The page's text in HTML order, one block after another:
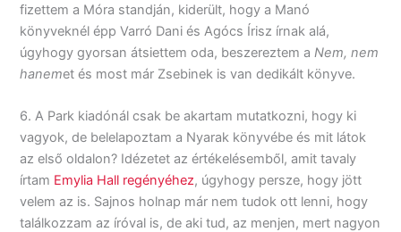
fizettem a Móra standján, kiderült, hogy a Manó
könyveknél épp Varró Dani és Agócs Írisz írnak alá,
úgyhogy gyorsan átsiettem oda, beszereztem a Nem, nem
hanemet és most már Zsebinek is van dedikált könyve.
6. A Park kiadónál csak be akartam mutatkozni, hogy ki
vagyok, de belelapoztam a Nyarak könyvébe és mit látok
az első oldalon? Idézetet az értékelésemből, amit tavaly
írtam Emylia Hall regényéhez, úgyhogy persze, hogy jött
velem az is. Sajnos holnap már nem tudok ott lenni, hogy
találkozzam az íróval is, de aki tud, az menjen, mert nagyon